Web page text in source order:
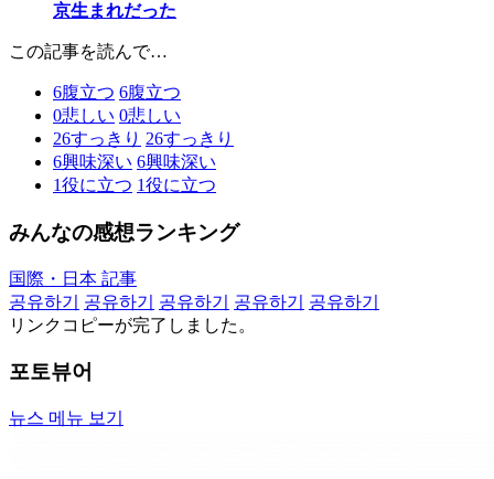
京生まれだった
この記事を読んで…
6腹立つ 6腹立つ
0悲しい 0悲しい
26すっきり 26すっきり
6興味深い 6興味深い
1役に立つ 1役に立つ
みんなの感想ランキング
国際・日本 記事
공유하기
공유하기 공유하기 공유하기
공유하기
リンクコピーが完了しました。
포토뷰어
뉴스 메뉴 보기